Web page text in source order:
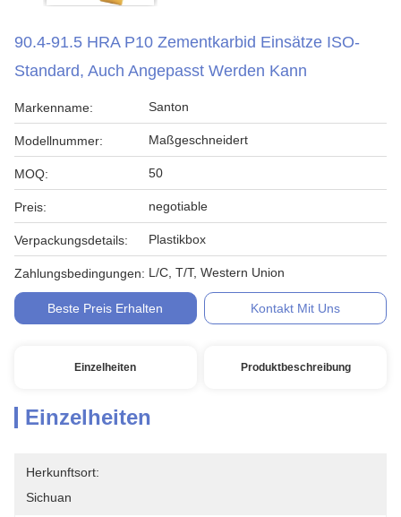
90.4-91.5 HRA P10 Zementkarbid Einsätze ISO-
Standard, Auch Angepasst Werden Kann
Markenname: Santon
Modellnummer: Maßgeschneidert
MOQ: 50
Preis: negotiable
Verpackungsdetails: Plastikbox
Zahlungsbedingungen: L/C, T/T, Western Union
Beste Preis Erhalten Kontakt Mit Uns
Einzelheiten Produktbeschreibung
Einzelheiten
Herkunftsort:
Sichuan